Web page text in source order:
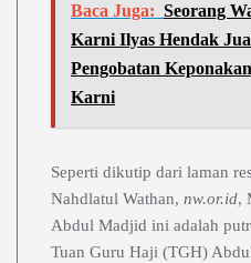
Baca Juga: Seorang
Karni Ilyas Hendak
Pengobatan
Karni
Seperti dikutip dari laman
Nahdlatul Wathan, nw.or.id,
Abdul Madjid ini adalah
Tuan Guru Haji (TGH)